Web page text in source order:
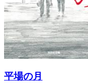
平場の月